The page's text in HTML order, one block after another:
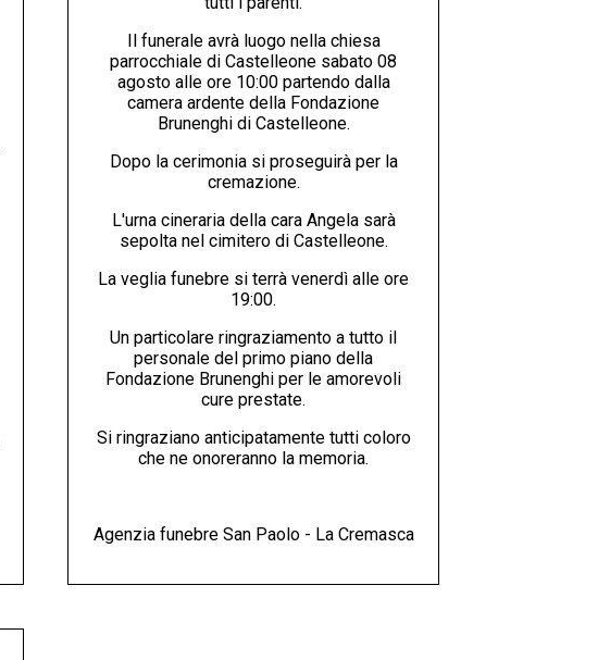
Il funerale avrà luogo nella chiesa
parrocchiale di Castelleone sabato 08
agosto alle ore 10:00 partendo dalla
camera ardente della Fondazione
Brunenghi di Castelleone.
Dopo la cerimonia si proseguirà per la
cremazione.
L'urna cineraria della cara Angela sarà
sepolta nel cimitero di Castelleone.
La veglia funebre si terrà venerdì alle ore
19:00.
Un particolare ringraziamento a tutto il
personale del primo piano della
Fondazione Brunenghi per le amorevoli
cure prestate.
Si ringraziano anticipatamente tutti coloro
che ne onoreranno la memoria.
Agenzia funebre San Paolo - La Cremasca